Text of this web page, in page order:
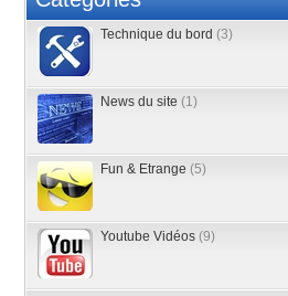
Technique du bord (3)
News du site (1)
Fun & Etrange (5)
Youtube Vidéos (9)